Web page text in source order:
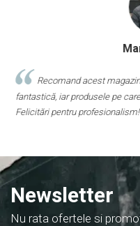
Recomand acest
fantastică, iar produsele pe
Felicitări pentru profesionalism!
Newsletter
Nu rata ofertele si